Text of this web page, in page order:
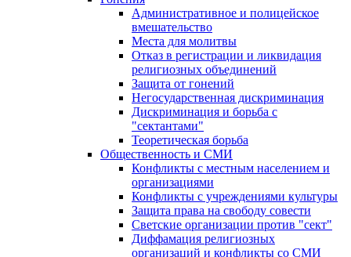
Административное и полицейское
вмешательство
Места для молитвы
Отказ в регистрации и ликвидация
религиозных объединений
Защита от гонений
Негосударственная дискриминация
Дискриминация и борьба с
"сектантами"
Теоретическая борьба
Общественность и СМИ
Конфликты с местным населением и
организациями
Конфликты с учреждениями культуры
Защита права на свободу совести
Светские организации против "сект"
Диффамация религиозных
организаций и конфликты со СМИ